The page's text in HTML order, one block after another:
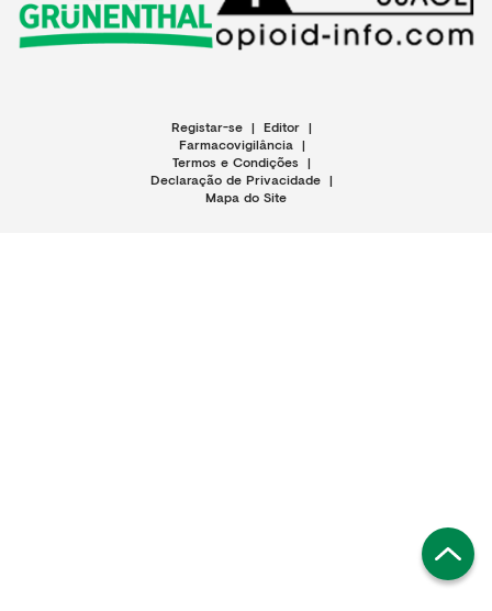
Registar-se | Editor |
Farmacovigilância |
Termos e Condições |
Declaração de Privacidade |
Mapa do Site